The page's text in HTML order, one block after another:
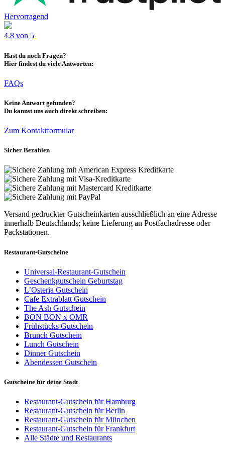
Hervorragend
4.8 von 5
Hast du noch Fragen?
Hier findest du viele Antworten:
FAQs
Keine Antwort gefunden?
Du kannst uns auch direkt schreiben:
Zum Kontaktformular
Sicher Bezahlen
Versand gedruckter Gutscheinkarten ausschließlich an eine Adresse
innerhalb Deutschlands; keine Lieferung an Postfachadresse oder
Packstationen.
Restaurant-Gutscheine
Universal-Restaurant-Gutschein
Geschenkgutschein Geburtstag
L’Osteria Gutschein
Cafe Extrablatt Gutschein
The Ash Gutschein
BON BON x OMR
Frühstücks Gutschein
Brunch Gutschein
Lunch Gutschein
Dinner Gutschein
Abendessen Gutschein
Gutscheine für deine Stadt
Restaurant-Gutschein für Hamburg
Restaurant-Gutschein für Berlin
Restaurant-Gutschein für München
Restaurant-Gutschein für Frankfurt
Alle Städte und Restaurants